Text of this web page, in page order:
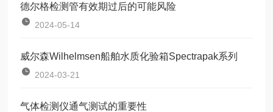
德尔格检测管有效期过后的可能风险
2024-05-14
威尔森Wilhelmsen船舶水质化验箱Spectrapak系列
2024-03-21
气体检测仪通气测试的重要性